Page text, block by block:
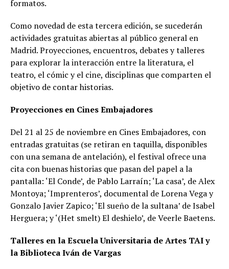
formatos.
Como novedad de esta tercera edición, se sucederán
actividades gratuitas abiertas al público general en
Madrid. Proyecciones, encuentros, debates y talleres
para explorar la interacción entre la literatura, el
teatro, el cómic y el cine, disciplinas que comparten el
objetivo de contar historias.
Proyecciones en Cines Embajadores
Del 21 al 25 de noviembre en Cines Embajadores, con
entradas gratuitas (se retiran en taquilla, disponibles
con una semana de antelación), el festival ofrece una
cita con buenas historias que pasan del papel a la
pantalla: ‘El Conde’, de Pablo Larraín; ‘La casa’, de Alex
Montoya; ‘Imprenteros’, documental de Lorena Vega y
Gonzalo Javier Zapico; ‘El sueño de la sultana’ de Isabel
Herguera; y ‘(Het smelt) El deshielo’, de Veerle Baetens.
Talleres en la Escuela Universitaria de Artes TAI y
la Biblioteca Iván de Vargas